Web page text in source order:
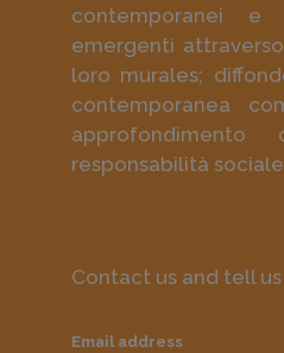
contemporanei
emergenti
loro murales;
contemporanea
responsabilità
Contact us and tell us
Email address